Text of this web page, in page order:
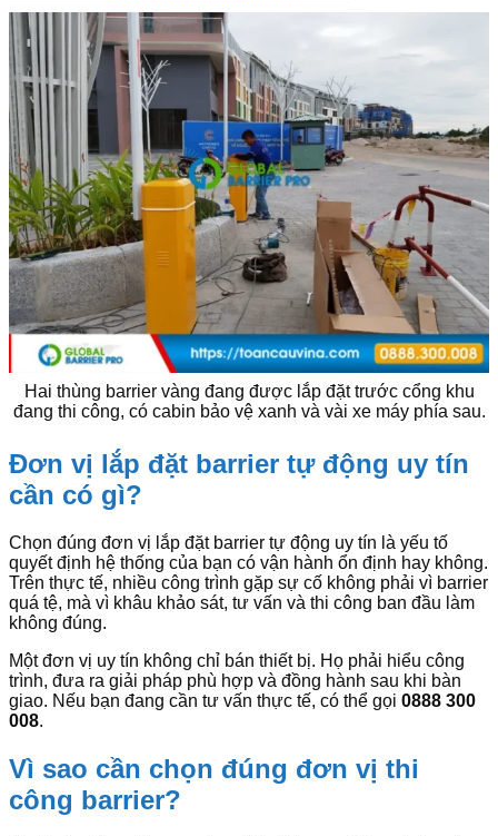
Hai thùng barrier vàng đang được lắp đặt trước cổng khu
đang thi công, có cabin bảo vệ xanh và vài xe máy phía sau.
Đơn vị lắp đặt barrier tự động uy tín
cần có gì?
Chọn đúng đơn vị lắp đặt barrier tự động uy tín là yếu tố
quyết định hệ thống của bạn có vận hành ổn định hay không.
Trên thực tế, nhiều công trình gặp sự cố không phải vì barrier
quá tệ, mà vì khâu khảo sát, tư vấn và thi công ban đầu làm
không đúng.
Một đơn vị uy tín không chỉ bán thiết bị. Họ phải hiểu công
trình, đưa ra giải pháp phù hợp và đồng hành sau khi bàn
giao. Nếu bạn đang cần tư vấn thực tế, có thể gọi 0888 300
008.
Vì sao cần chọn đúng đơn vị thi
công barrier?